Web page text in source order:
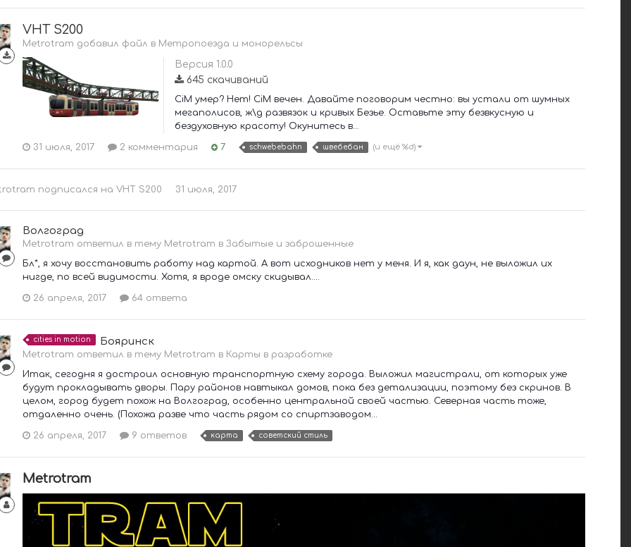
VHT S200
Metrotram добавил файл в Метропоезда и монорельсы
Версия 1.0.0
645 скачиваний
CiM умер? Нет! CiM вечен. Давайте поговорим честно: вы устали от шумных
мегаполисов, ж\д развязок и кривых Безье. Оставьте эту безвкусную и
бездуховную красоту! Окунитесь в...
31 июля, 2017 2 комментария 7 schwebebahn швебебан (и ещё %d)
подписался на VHT S200 31 июля, 2017
Волгоград
Metrotram ответил в тему Metrotram в Забытые и заброшенные
Бл*, я хочу восстановить работу над картой. А вот исходников нет у меня. И я, как даун, не выложил их
нигде, по всей видимости. Хотя, я вроде омску скидывал....
26 апреля, 2017 64 ответа
cities in motion Бояринск
Metrotram ответил в тему Metrotram в Карты в разработке
Итак, сегодня я достроил основную транспортную схему города. Выложил магистрали, от которых уже
будут прокладывать дворы. Пару районов навтыкал домов, пока без детализации, поэтому без скринов. В
целом, город будет похож на Волгоград, особенно центральной своей частью. Северная часть тоже,
отдаленно очень. (Похожа разве что часть рядом со спиртзаводом...
26 апреля, 2017 9 ответов карта cоветский стиль
Metrotram